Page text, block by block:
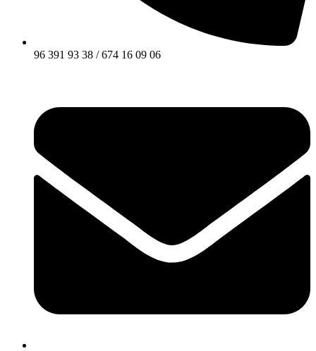
96 391 93 38 / 674 16 09 06